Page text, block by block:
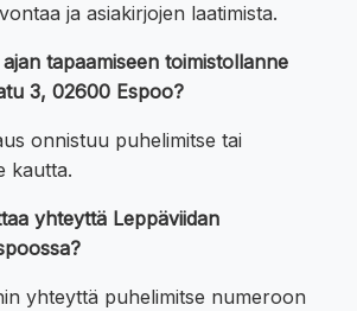
ja asiakirjojen laatimista.
tapaamiseen toimistollanne
3, 02600 Espoo?
onnistuu puhelimitse tai
kautta.
yhteyttä Leppäviidan
yhteyttä puhelimitse numeroon